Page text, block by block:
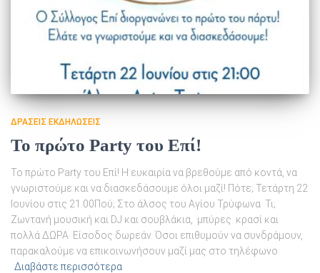
ΔΡΆΣΕΙΣ ΕΚΔΗΛΏΣΕΙΣ
To πρώτο Party του Επί!
To πρώτο Party του Επί! Η ευκαιρία να βρεθούμε από κοντά, να
γνωριστούμε και να διασκεδάσουμε όλοι μαζί! Πότε; Τετάρτη 22
Ιουνίου στις 21.00Πού; Στο άλσος του Αγίου Τρύφωνα Τι;
Ζωντανή μουσική και DJ και σουβλάκια, μπύρες κρασί και
πολλά ΔΩΡΑ Είσοδος δωρεάν. Όσοι επιθυμούν να συνδράμουν,
παρακαλούμε να επικοινωνήσουν μαζί μας στο τηλέφωνο
Διαβάστε περισσότερα